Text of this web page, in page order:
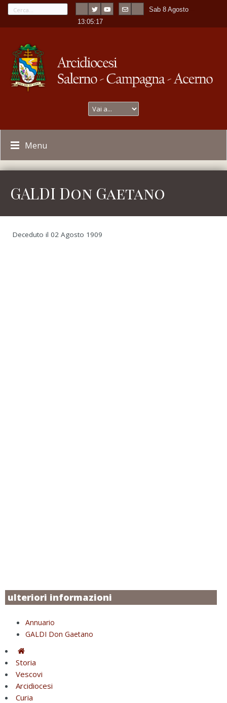
Sab 8 Agosto
13:05:17
Menu
GALDI Don Gaetano
Deceduto il 02 Agosto 1909
ulteriori informazioni
Annuario
GALDI Don Gaetano
Storia
Vescovi
Arcidiocesi
Curia